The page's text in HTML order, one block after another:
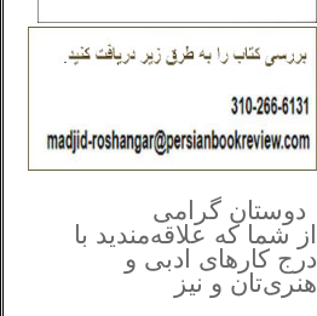
دوستان گرامی
از شما که علاقه‌مندید با
درج کارهای‌ ادبی و
هنری‌تان و نیز